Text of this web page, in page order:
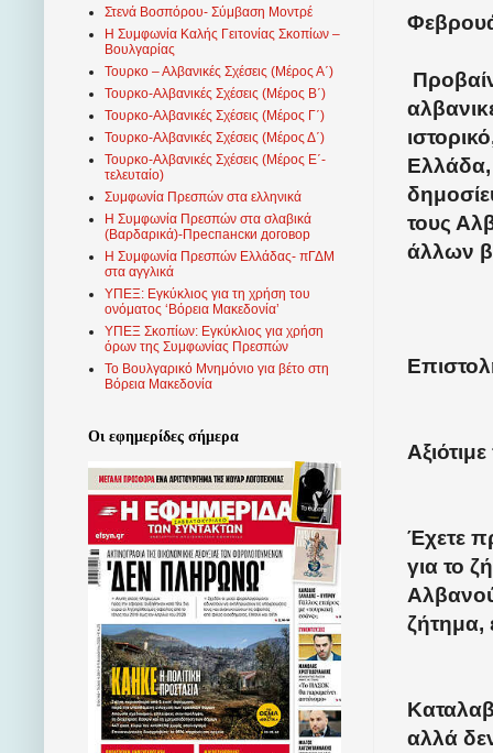
Ελλάδα,
τους
άλλων
Έχετε
για το
ζήτημα,
αλλά
Στενά Βοσπόρου- Σύμβαση Μοντρέ
Η Συμφωνία Καλής Γειτονίας Σκοπίων –
Βουλγαρίας
Τουρκο – Αλβανικές Σχέσεις (Mέρος Α΄)
Τουρκο-Αλβανικές Σχέσεις (Μέρος Β΄)
Τουρκο-Αλβανικές Σχέσεις (Μέρος Γ΄)
Τουρκο-Αλβανικές Σχέσεις (Μέρος Δ΄)
Τουρκο-Αλβανικές Σχέσεις (Μέρος Ε΄-
τελευταίο)
Συμφωνία Πρεσπών στα ελληνικά
Η Συμφωνία Πρεσπών στα σλαβικά
(Βαρδαρικά)-Преспански договор
Η Συμφωνία Πρεσπών Ελλάδας- πΓΔΜ
στα αγγλικά
ΥΠΕΞ: Εγκύκλιος για τη χρήση του
ονόματος ‘Βόρεια Μακεδονία’
ΥΠΕΞ Σκοπίων: Εγκύκλιος για χρήση
όρων της Συμφωνίας Πρεσπών
Το Βουλγαρικό Μνημόνιο για βέτο στη
Βόρεια Μακεδονία
Οι εφημερίδες σήμερα